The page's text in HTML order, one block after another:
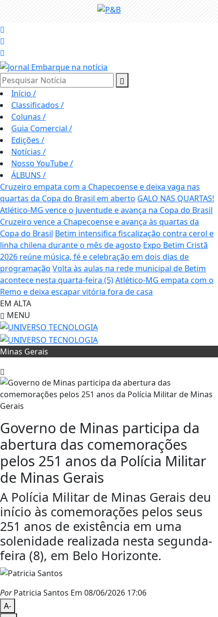
Pesquisar Notícia
Início /
Classificados /
Colunas /
Guia Comercial /
Edições /
Notícias /
Nosso YouTube/
ÁLBUNS /
Cruzeiro empata com a Chapecoense e deixa vaga nas
quartas da Copa do Brasil em aberto GALO NAS QUARTAS!
Atlético-MG vence o Juventude e avança na Copa do Brasil
Cruzeiro vence a Chapecoense e avança às quartas da
Copa do Brasil Betim intensifica fiscalização contra cerol e
linha chilena durante o mês de agosto Expo Betim Cristã
2026 reúne música, fé e celebração em dois dias de
programação Volta às aulas na rede municipal de Betim
acontece nesta quarta-feira (5)Atlético-MG empata com o
Remo e deixa escapar vitória fora de casa
EM ALTA
MENU
Minas Gerais
Governo de Minas participa da
abertura das comemorações
pelos 251 anos da Polícia Militar
de Minas Gerais
A Polícia Militar de Minas Gerais deu
início às comemorações pelos seus
251 anos de existência em uma
solenidade realizada nesta segunda-
feira (8), em Belo Horizonte.
PorPatricia Santos Em 08/06/2026 17:06
A-